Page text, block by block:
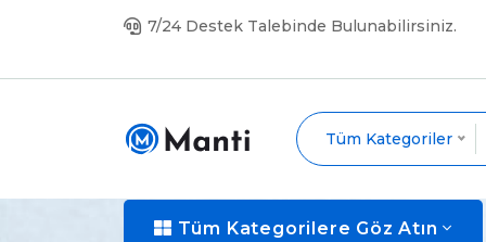
7/24 Destek Talebinde Bulunabilirsiniz.
Tüm Kategoriler
Tüm Kategorilere Göz Atın